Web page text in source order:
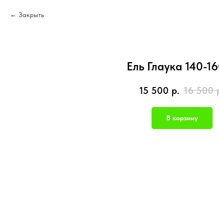
Закрыть
Ель Глаука 140-
15 500 р. 16 500
В корзину